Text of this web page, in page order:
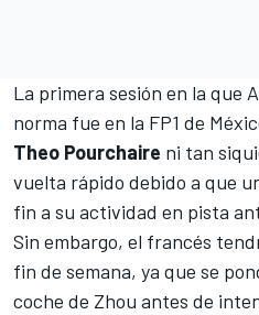
La primera sesión en la que
norma fue en la FP1 de
Theo Pourchaire ni tan
vuelta rápido debido a que
fin a su actividad en pista
Sin embargo, el francés
fin de semana, ya que se
coche de Zhou antes de